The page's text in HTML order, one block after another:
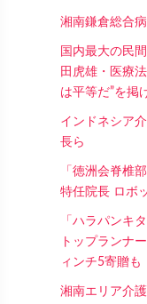
湘南鎌倉総合
国内最大の民
田虎雄・医療
は平等だ”を掲
インドネシア
長ら
「徳洲会脊椎
特任院長 ロボ
「ハラパンキ
トップランナ
ィンチ5寄贈も
湘南エリア介